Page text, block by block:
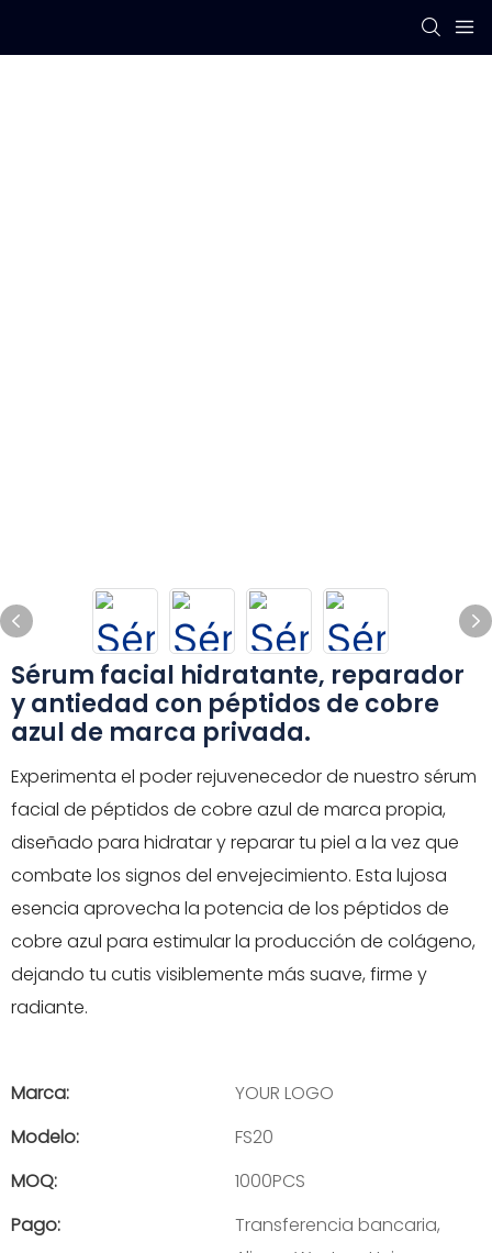
Sérum facial hidratante, reparador
y antiedad con péptidos de cobre
azul de marca privada.
Experimenta el poder rejuvenecedor de nuestro sérum
facial de péptidos de cobre azul de marca propia,
diseñado para hidratar y reparar tu piel a la vez que
combate los signos del envejecimiento. Esta lujosa
esencia aprovecha la potencia de los péptidos de
cobre azul para estimular la producción de colágeno,
dejando tu cutis visiblemente más suave, firme y
radiante.
Marca:
YOUR LOGO
Modelo:
FS20
MOQ:
1000PCS
Pago:
Transferencia bancaria,